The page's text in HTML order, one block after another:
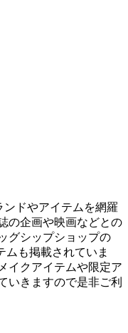
ドやアイテムを網羅
の企画や映画などとの
グシップショップの
ムも掲載されていま
イクアイテムや限定ア
いきますので是非ご利